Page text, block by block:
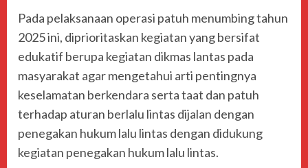
Pada pelaksanaan operasi patuh menumbing tahun
2025 ini, diprioritaskan kegiatan yang bersifat
edukatif berupa kegiatan dikmas lantas pada
masyarakat agar mengetahui arti pentingnya
keselamatan berkendara serta taat dan patuh
terhadap aturan berlalu lintas dijalan dengan
penegakan hukum lalu lintas dengan didukung
kegiatan penegakan hukum lalu lintas.